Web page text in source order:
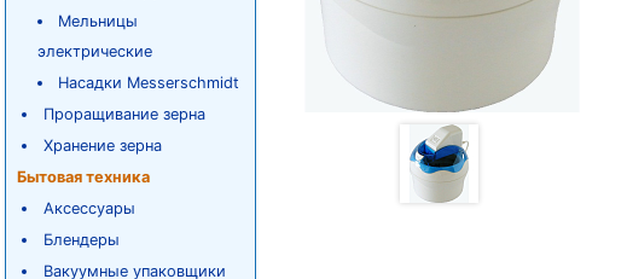
Мельницы
электрические
Насадки Messerschmidt
Проращивание зерна
Хранение зерна
Бытовая техника
Аксессуары
Блендеры
Вакуумные упаковщики